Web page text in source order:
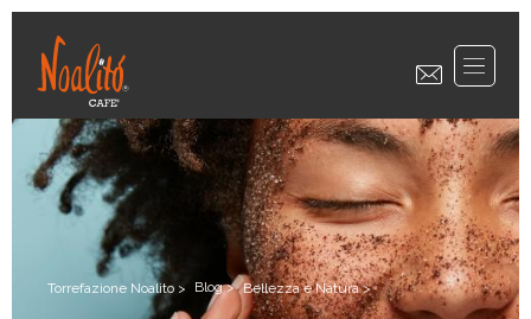
Torrefazione Noalito > Blog> Bellezza e Natura>